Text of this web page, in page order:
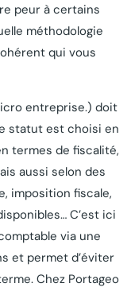
peur à certains
méthodologie
qui vous
entreprise.) doit
statut est choisi en
termes de fiscalité,
aussi selon des
imposition fiscale,
C’est ici
via une
et permet d’éviter
Chez Portageo